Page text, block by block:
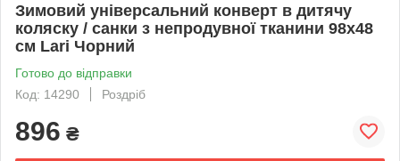
Зимовий універсальний конверт в дитячу
коляску / санки з непродувної тканини 98х48
см Lari Чорний
Готово до відправки
Код: 14290
Роздріб
896 ₴